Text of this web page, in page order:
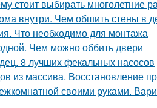
стоит выбирать многолетние
внутри. Чем обшить стены в
Что необходимо для монтажа
Чем можно оббить двери
8 лучших фекальных насосов
из массива. Восстановление
своими руками.